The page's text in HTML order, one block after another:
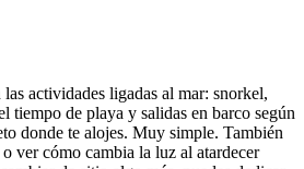
actividades ligadas al mar: snorkel,
tiempo de playa y salidas en barco según
donde te alojes. Muy simple. También
ver cómo cambia la luz al atardecer